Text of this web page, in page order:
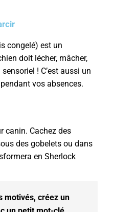
congelé) est un
doit lécher, mâcher,
! C’est aussi un
vos absences.
canin. Cachez des
des gobelets ou dans
en Sherlock
motivés, créez un